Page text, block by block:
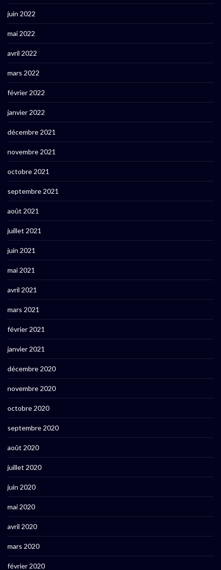
juin 2022
mai 2022
avril 2022
mars 2022
février 2022
janvier 2022
décembre 2021
novembre 2021
octobre 2021
septembre 2021
août 2021
juillet 2021
juin 2021
mai 2021
avril 2021
mars 2021
février 2021
janvier 2021
décembre 2020
novembre 2020
octobre 2020
septembre 2020
août 2020
juillet 2020
juin 2020
mai 2020
avril 2020
mars 2020
février 2020